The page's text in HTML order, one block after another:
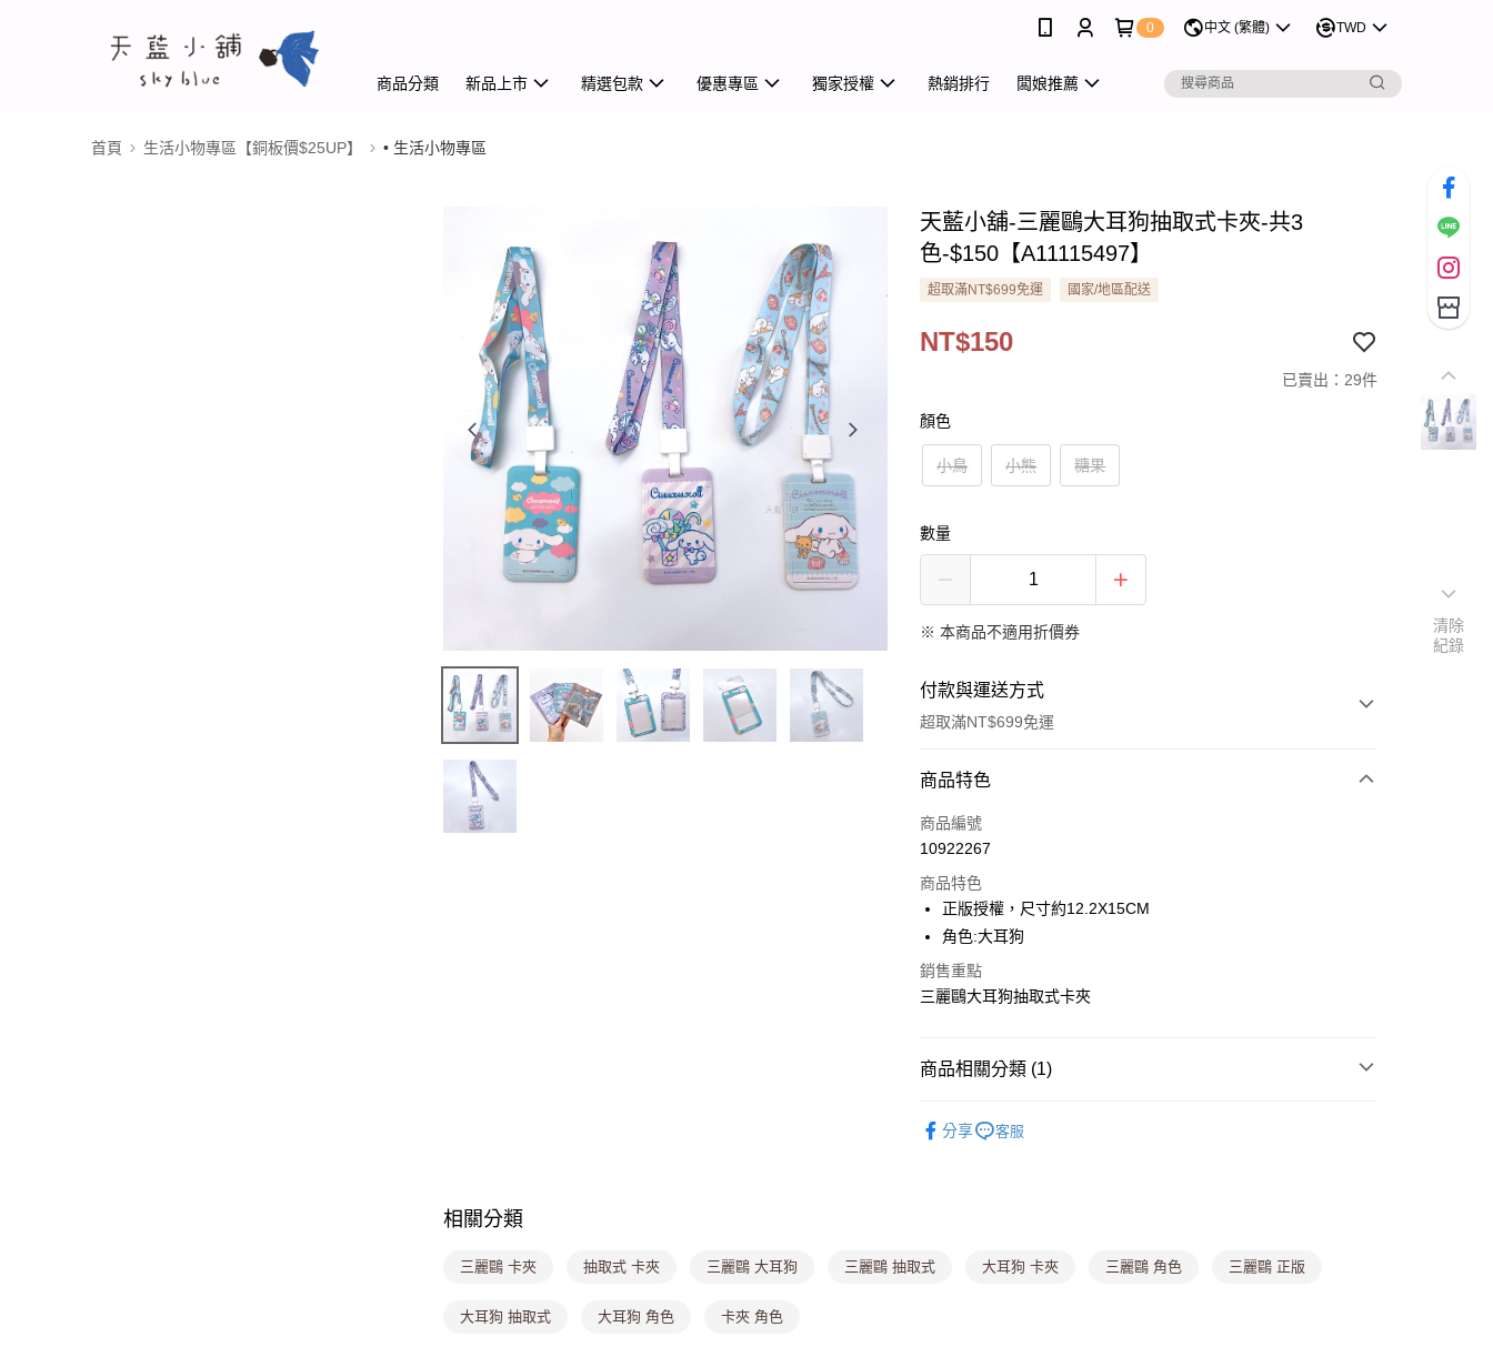
0 中文 (繁體) TWD
商品分類 新品上市 精選包款 優惠專區 獨家授權 熱銷排行 闆娘推薦
首頁 生活小物專區【銅板價$25UP】 • 生活小物專區
天藍小舖-三麗鷗大耳狗抽取式卡夾-共3
色-$150【A11115497】
超取滿NT$699免運 國家/地區配送
NT$150
已賣出：29件
顏色
小鳥 小熊 糖果
數量
※ 本商品不適用折價券
付款與運送方式
超取滿NT$699免運
付款方式
信用卡一次付款
LINE Pay
Apple Pay
街口支付
Google Pay
相關說明
4.訂單成立30分鐘內，如未前往確認交易或遇審核未通過，訂單將自動取
商品特色
商品編號
10922267
商品特色
正版授權，尺寸約12.2X15CM
角色:大耳狗
銷售重點
三麗鷗大耳狗抽取式卡夾
商品相關分類 (1)
分享
客服
相關分類
三麗鷗 卡夾 抽取式 卡夾 三麗鷗 大耳狗 三麗鷗 抽取式 大耳狗 卡夾 三麗鷗 角色 三麗鷗 正版
大耳狗 抽取式 大耳狗 角色 卡夾 角色
清除
紀錄